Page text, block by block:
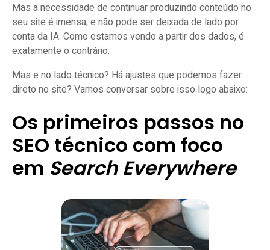
Mas a necessidade de continuar produzindo conteúdo no
seu site é imensa, e não pode ser deixada de lado por
conta da IA. Como estamos vendo a partir dos dados, é
exatamente o contrário.
Mas e no lado técnico? Há ajustes que podemos fazer
direto no site? Vamos conversar sobre isso logo abaixo:
Os primeiros passos no
SEO técnico com foco
em Search Everywhere